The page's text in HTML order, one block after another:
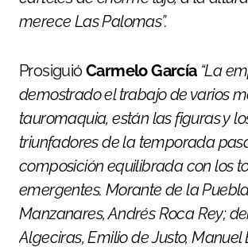
merece Las Palomas”.
ProsiguióCarmelo García “La
demostrado el trabajo de varios
tauromaquia, están las figuras y
triunfadores de la temporada
composición equilibrada con los
emergentes. Morante de la
Manzanares, Andrés Roca Rey;
Algeciras, Emilio de Justo, Manuel